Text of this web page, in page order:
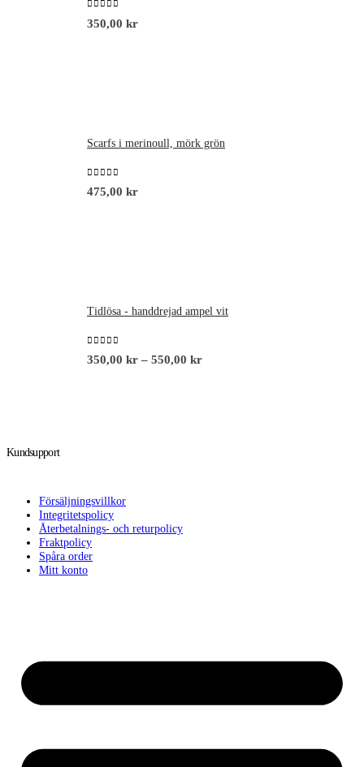
350,00 kr
Scarfs i merinoull, mörk grön
475,00 kr
Tidlösa - handdrejad ampel vit
350,00 kr – 550,00 kr
Kundsupport
Försäljningsvillkor
Integritetspolicy
Återbetalnings- och returpolicy
Fraktpolicy
Spåra order
Mitt konto